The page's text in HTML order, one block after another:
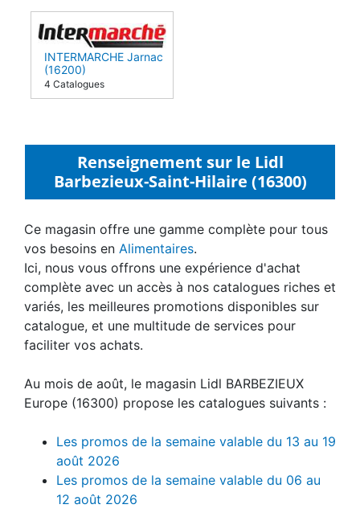
INTERMARCHE Jarnac
(16200)
4 Catalogues
Renseignement sur le Lidl
Barbezieux-Saint-Hilaire (16300)
Ce magasin offre une gamme complète pour tous
vos besoins en Alimentaires.
Ici, nous vous offrons une expérience d'achat
complète avec un accès à nos catalogues riches et
variés, les meilleures promotions disponibles sur
catalogue, et une multitude de services pour
faciliter vos achats.
Au mois de août, le magasin Lidl BARBEZIEUX
Europe (16300) propose les catalogues suivants :
Les promos de la semaine valable du 13 au 19
août 2026
Les promos de la semaine valable du 06 au
12 août 2026